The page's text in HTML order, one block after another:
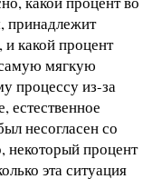
принадлежит
какой процент
мягкую
процессу из-за
естественное
несогласен со
некоторый процент
эта ситуация